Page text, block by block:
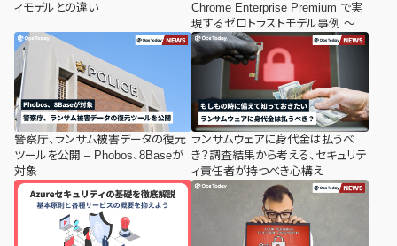
ィモデルとの違い
Chrome Enterprise Premium で実
現するゼロトラストモデル事例 ～運
用セキュリティと開発アジリティの
両立～ ：講演レポート
警察庁、ランサム被害データの復元
ツールを公開 – Phobos、8Baseが
対象
ランサムウェアに身代金は払うべ
き？調査結果から考える、セキュリテ
ィ責任者が持つべき心構え